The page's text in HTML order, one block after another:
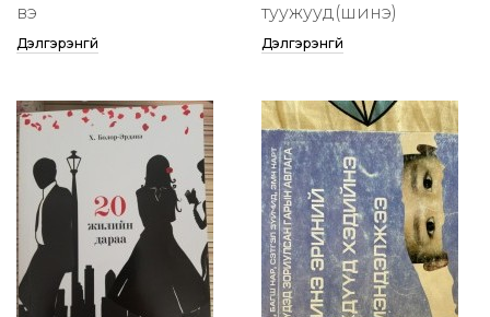
вэ
Дэлгэрэнгүй
туужууд(шинэ)
Дэлгэрэнгүй